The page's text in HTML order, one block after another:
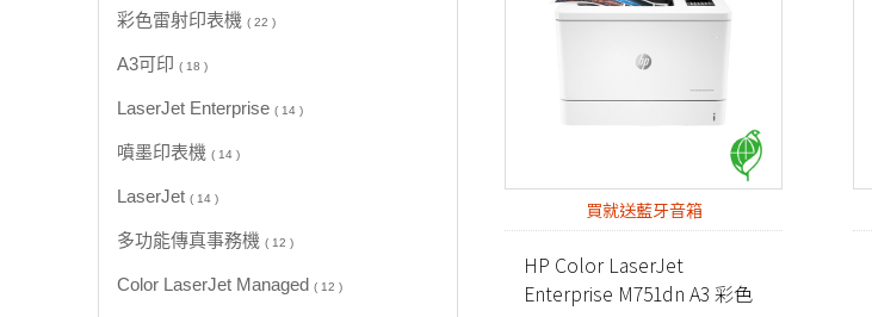
彩色雷射印表機 ( 22 )
A3可印 ( 18 )
LaserJet Enterprise ( 14 )
噴墨印表機 ( 14 )
LaserJet ( 14 )
多功能傳真事務機 ( 12 )
Color LaserJet Managed ( 12 )
買就送藍牙音箱
HP Color LaserJet
Enterprise M751dn A3 彩色